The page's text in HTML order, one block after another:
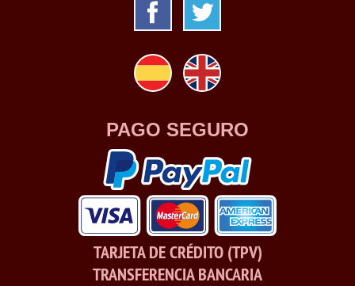
PAGO SEGURO
TARJETA DE CRÉDITO (TPV)
TRANSFERENCIA BANCARIA